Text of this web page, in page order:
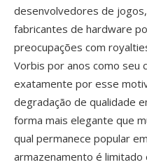
desenvolvedores de
fabricantes de hardware
preocupações com
Vorbis por anos como seu
exatamente por esse
degradação de qualidade
forma mais elegante que
qual permanece popular
armazenamento é